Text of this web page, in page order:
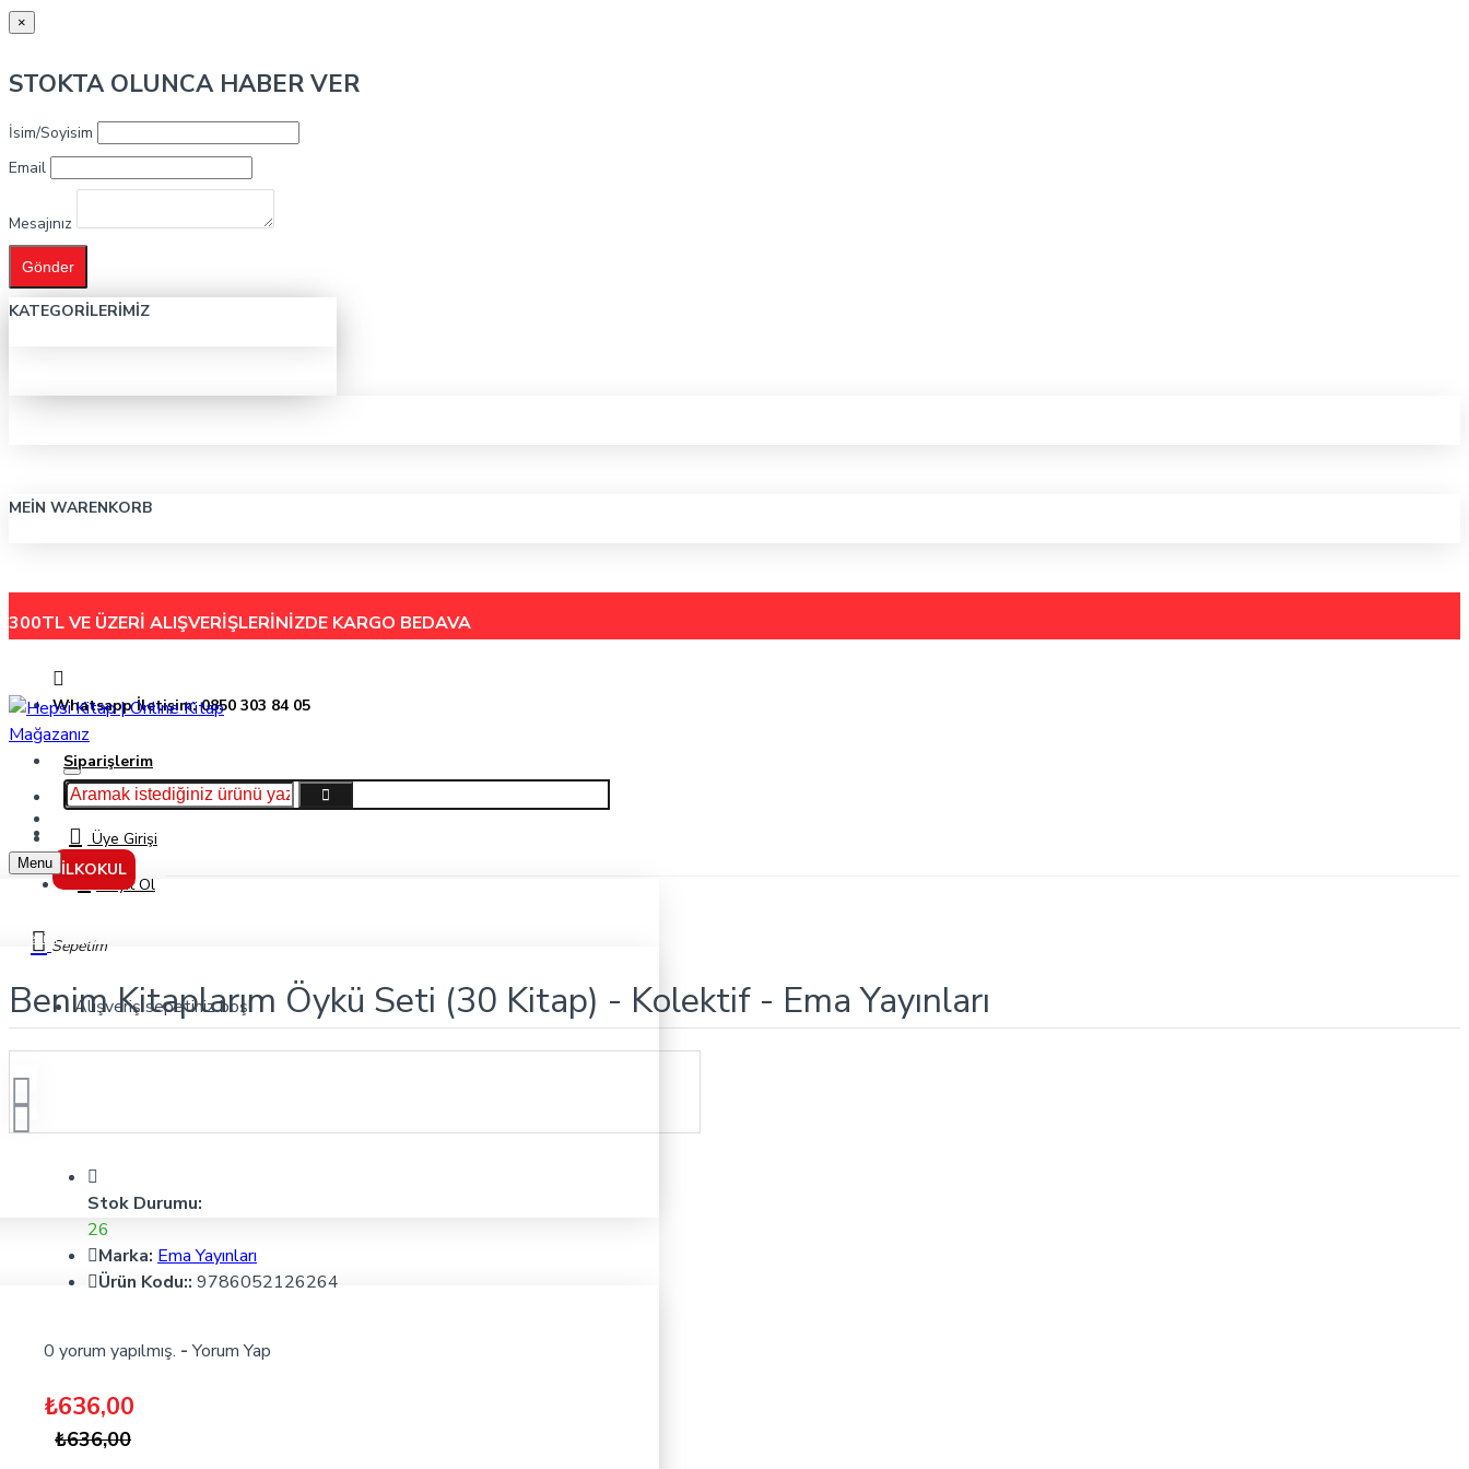
×
STOKTA OLUNCA HABER VER
İsim/Soyisim
Email
Mesajınız
Gönder
KATEGORILERIMIZ
MEIN WARENKORB
300TL VE ÜZERİ ALIŞVERİŞLERİNİZDE KARGO BEDAVA
Whatsapp İletişim: 0850 303 84 05
Siparişlerim
Hakkımızda
İletişimÜye Girişi
Kayıt Ol
Sepetim
Alışveriş sepetiniz boş!
İLKOKUL
Menu
Benim Kitaplarım Öykü Seti (30 Kitap) - Kolektif - Ema Yayınları
Benim Kitaplarım Öykü Seti (30 Kitap) - Kolektif - Ema Yayınları
Stok Durumu:
26
Marka: Ema Yayınları
Ürün Kodu:: 9786052126264
0 yorum yapılmış. - Yorum Yap
₺636,00
₺636,00